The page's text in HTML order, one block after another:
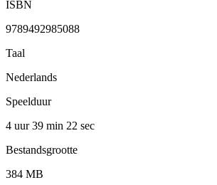
ISBN
9789492985088
Taal
Nederlands
Speelduur
4 uur 39 min 22 sec
Bestandsgrootte
384 MB